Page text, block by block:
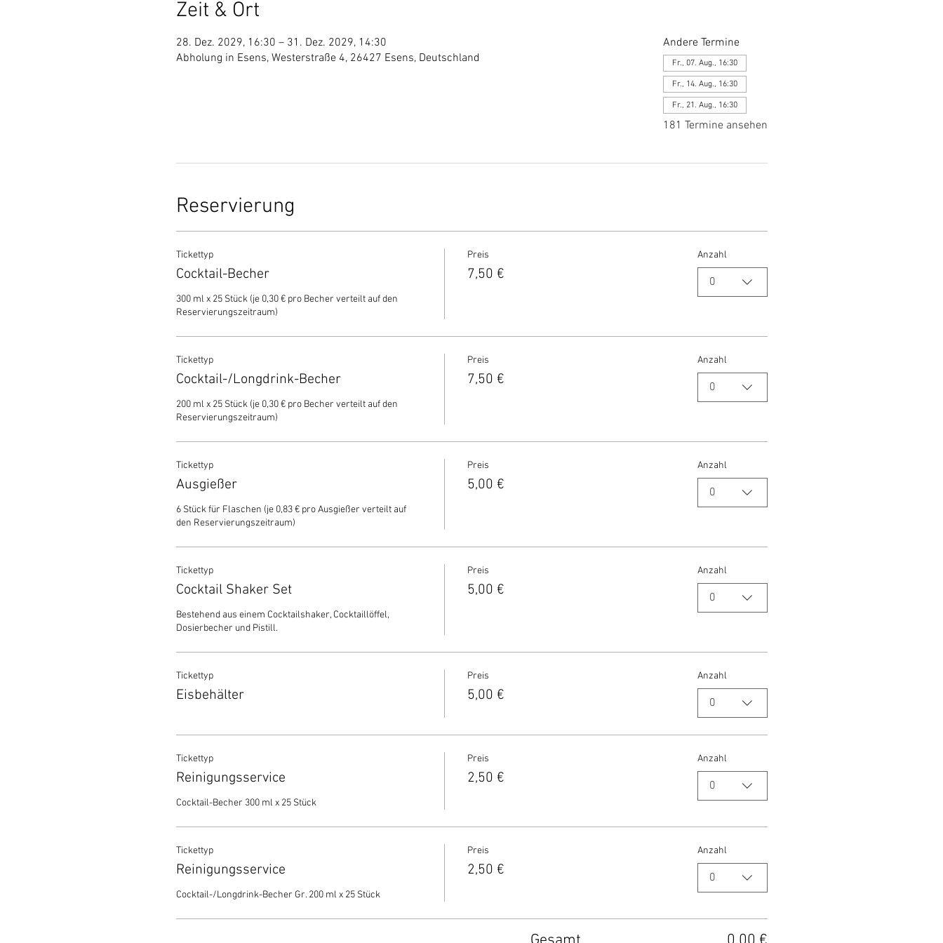
Zeit & Ort
28. Dez. 2029, 16:30 – 31. Dez. 2029, 14:30
Abholung in Esens, Westerstraße 4, 26427 Esens, Deutschland
Andere Termine
Fr., 07. Aug., 16:30
Fr., 14. Aug., 16:30
Fr., 21. Aug., 16:30
181 Termine ansehen
Reservierung
Tickettyp
Cocktail-Becher
300 ml x 25 Stück (je 0,30 € pro Becher verteilt auf den
Reservierungszeitraum)
Preis
7,50 €
Anzahl
0
Tickettyp
Cocktail-/Longdrink-Becher
200 ml x 25 Stück (je 0,30 € pro Becher verteilt auf den
Reservierungszeitraum)
Preis
7,50 €
Anzahl
0
Tickettyp
Ausgießer
6 Stück für Flaschen (je 0,83 € pro Ausgießer verteilt auf
den Reservierungszeitraum)
Preis
5,00 €
Anzahl
0
Tickettyp
Cocktail Shaker Set
Bestehend aus einem Cocktailshaker, Cocktaillöffel,
Dosierbecher und Pistill.
Preis
5,00 €
Anzahl
0
Tickettyp
Eisbehälter
Preis
5,00 €
Anzahl
0
Tickettyp
Reinigungsservice
Cocktail-Becher 300 ml x 25 Stück
Preis
2,50 €
Anzahl
0
Tickettyp
Reinigungsservice
Cocktail-/Longdrink-Becher Gr. 200 ml x 25 Stück
Preis
2,50 €
Anzahl
0